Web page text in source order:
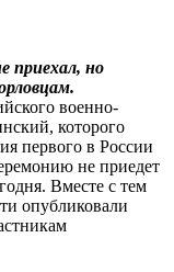
приехал, но
военно-
которого
первого в России
не приедет
Вместе с тем
опубликовали